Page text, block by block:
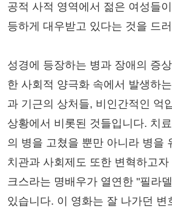
공적 사적 영역에서 젊은 여성들
등하게 대우받고 있다는 것을 드
성경에 등장하는 병과 장애의 증
한 사회적 양극화 속에서 발생하
과 기근의 상처들, 비인간적인 억
상황에서 비롯된 것들입니다. 치
의 병을 고쳤을 뿐만 아니라 병을
치관과 사회제도 또한 변혁하고
크스라는 명배우가 열연한 "필라
있습니다. 이 영화는 잘 나가던 변